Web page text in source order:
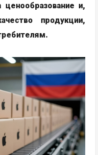
и,
продукции,